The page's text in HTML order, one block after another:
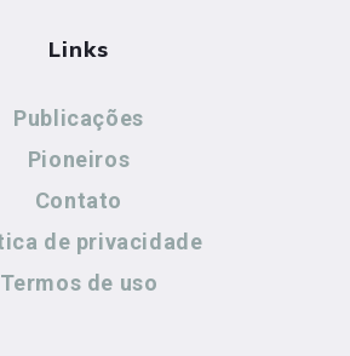
Links
Publicações
Pioneiros
Contato
de privacidade
Termos de uso